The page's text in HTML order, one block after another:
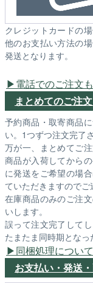
クレジットカードの
他のお支払い方法の
発送となります。
電話でのご注文
まとめてのご注
予約商品・取寄商品
い。1つずつ注文完了
万が一、まとめてご
商品が入荷してから
に発送をご希望の場
ていただきますのでご
在庫商品のみのご注
いします。
誤って注文完了して
たまたま同時期となっ
同梱処理につい
お支払い・発送